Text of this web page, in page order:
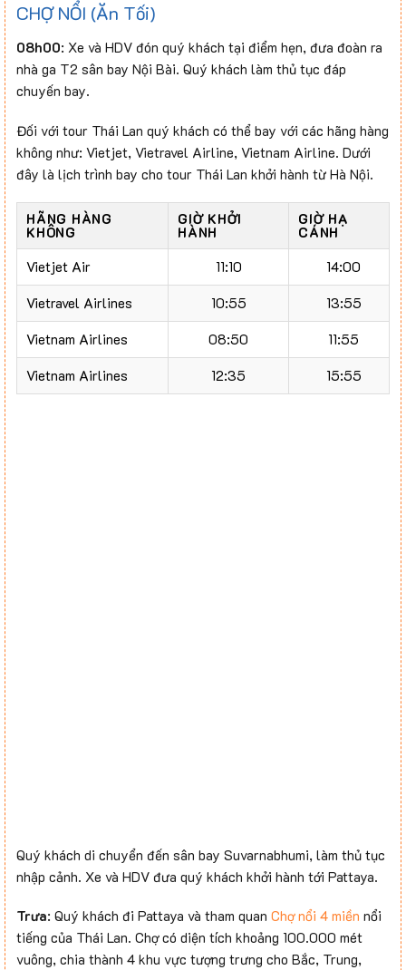
CHỢ NỔI (Ăn Tối)
08h00: Xe và HDV đón quý khách tại điểm hẹn, đưa đoàn ra
nhà ga T2 sân bay Nội Bài. Quý khách làm thủ tục đáp
chuyến bay.
Đối với tour Thái Lan quý khách có thể bay với các hãng hàng
không như: Vietjet, Vietravel Airline, Vietnam Airline. Dưới
đây là lịch trình bay cho tour Thái Lan khởi hành từ Hà Nội.
HÃNG HÀNG
KHÔNG
GIỜ KHỞI
HÀNH
GIỜ HẠ
CÁNH
Vietjet Air
11:10
14:00
Vietravel Airlines
10:55
13:55
Vietnam Airlines
08:50
11:55
Vietnam Airlines
12:35 15:55
Quý khách di chuyển đến sân bay Suvarnabhumi, làm thủ tục
nhập cảnh. Xe và HDV đưa quý khách khởi hành tới Pattaya.
Trưa: Quý khách đi Pattaya và tham quan Chợ nổi 4 miền nổi
tiếng của Thái Lan. Chợ có diện tích khoảng 100.000 mét
vuông, chia thành 4 khu vực tượng trưng cho Bắc, Trung,